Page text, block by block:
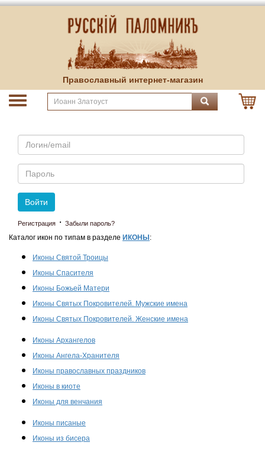
Православный интернет-магазин
Email
Пароль
Войти
Регистрация · Забыли пароль?
Каталог икон по типам в разделе ИКОНЫ :
Иконы Святой Троицы
Иконы Спасителя
Иконы Божьей Матери
Иконы Святых Покровителей. Мужские имена
Иконы Святых Покровителей. Женские имена
Иконы Архангелов
Иконы Ангела-Хранителя
Иконы православных праздников
Иконы в киоте
Иконы для венчания
Иконы писаные
Иконы из бисера